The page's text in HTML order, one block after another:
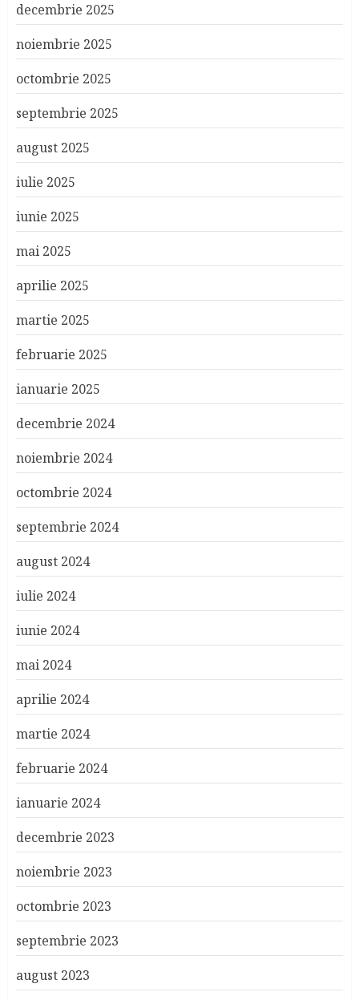
decembrie 2025
noiembrie 2025
octombrie 2025
septembrie 2025
august 2025
iulie 2025
iunie 2025
mai 2025
aprilie 2025
martie 2025
februarie 2025
ianuarie 2025
decembrie 2024
noiembrie 2024
octombrie 2024
septembrie 2024
august 2024
iulie 2024
iunie 2024
mai 2024
aprilie 2024
martie 2024
februarie 2024
ianuarie 2024
decembrie 2023
noiembrie 2023
octombrie 2023
septembrie 2023
august 2023